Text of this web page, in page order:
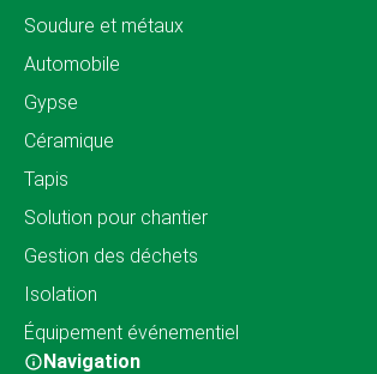
Soudure et métaux
Automobile
Gypse
Céramique
Tapis
Solution pour chantier
Gestion des déchets
Isolation
Équipement événementiel
Navigation